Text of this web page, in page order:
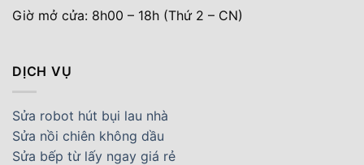
Giờ mở cửa: 8h00 – 18h (Thứ 2 – CN)
DỊCH VỤ
Sửa robot hút bụi lau nhà
Sửa nồi chiên không dầu
Sửa bếp từ lấy ngay giá rẻ